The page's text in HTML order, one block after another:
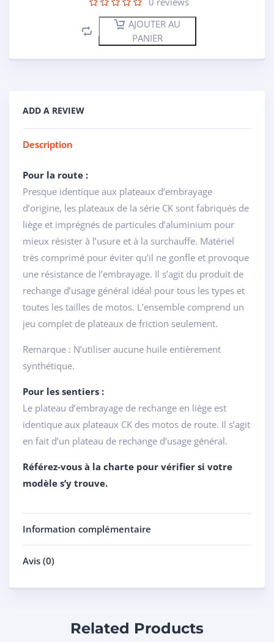
AJOUTER AU
PANIER
ADD A REVIEW
Description
Pour la route :
Presque identique aux plateaux d’embrayage
d’origine, les plateaux de la série CK sont fabriqués de
liège et imprégnés de particules d’aluminium pour
mieux résister à l’usure et à la surchauffe. Matériel
très comprimé pour éviter qu’il ne gonfle et provoque
une résistance de l’embrayage. Il s’agit du produit de
rechange d’usage général idéal pour tous les types et
toutes les tailles de motos. L’ensemble comprend un
jeu complet de plateaux de friction seulement.
Remarque : N’utiliser aucune huile entièrement
synthétique.
Pour les sentiers :
Le plateau d’embrayage de rechange en liège est
identique aux plateaux CK des motos de route. Il s’agit
en fait d’un plateau de rechange d’usage général.
Référez-vous à la charte pour vérifier si votre
modèle s’y trouve.
Information complémentaire
Avis (0)
Related Products